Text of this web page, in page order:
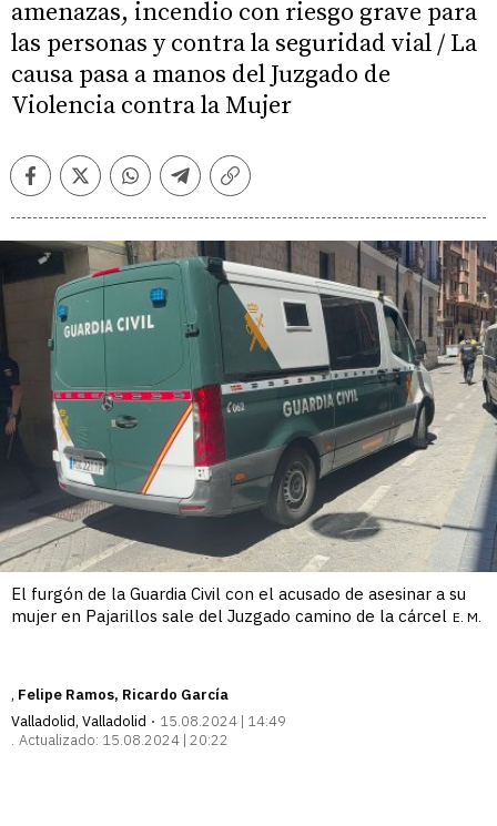
amenazas, incendio con riesgo grave para
las personas y contra la seguridad vial / La
causa pasa a manos del Juzgado de
Violencia contra la Mujer
FacebookTwitterWhatsappTelegramCopiar
El furgón de la Guardia Civil con el acusado de asesinar a su
mujer en Pajarillos sale del Juzgado camino de la cárcel E. M.
Felipe Ramos, Ricardo García
Valladolid, Valladolid
15.08.2024 | 14:49
Actualizado: 15.08.2024 | 20:22